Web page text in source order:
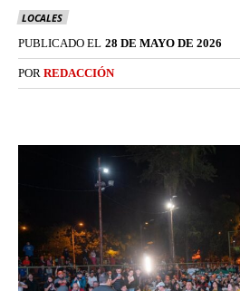
LOCALES
PUBLICADO EL 28 DE MAYO DE 2026
POR REDACCIÓN